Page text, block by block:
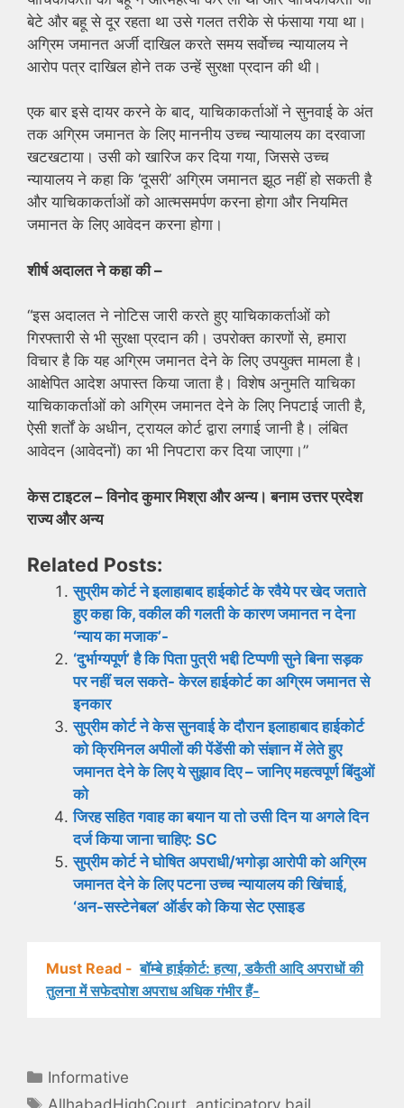
बेटे और बहू से दूर रहता था उसे गलत तरीके से फंसाया गया था।
अग्रिम जमानत अर्जी दाखिल करते समय सर्वोच्च न्यायालय ने
आरोप पत्र दाखिल होने तक उन्हें सुरक्षा प्रदान की थी।
एक बार इसे दायर करने के बाद, याचिकाकर्ताओं ने सुनवाई के अंत
तक अग्रिम जमानत के लिए माननीय उच्च न्यायालय का दरवाजा
खटखटाया। उसी को खारिज कर दिया गया, जिससे उच्च
न्यायालय ने कहा कि ‘दूसरी’ अग्रिम जमानत झूठ नहीं हो सकती है
और याचिकाकर्ताओं को आत्मसमर्पण करना होगा और नियमित
जमानत के लिए आवेदन करना होगा।
शीर्ष अदालत ने कहा की –
“इस अदालत ने नोटिस जारी करते हुए याचिकाकर्ताओं को
गिरफ्तारी से भी सुरक्षा प्रदान की। उपरोक्त कारणों से, हमारा
विचार है कि यह अग्रिम जमानत देने के लिए उपयुक्त मामला है।
आक्षेपित आदेश अपास्त किया जाता है। विशेष अनुमति याचिका
याचिकाकर्ताओं को अग्रिम जमानत देने के लिए निपटाई जाती है,
ऐसी शर्तों के अधीन, ट्रायल कोर्ट द्वारा लगाई जानी है। लंबित
आवेदन (आवेदनों) का भी निपटारा कर दिया जाएगा।”
केस टाइटल – विनोद कुमार मिश्रा और अन्य। बनाम उत्तर प्रदेश
राज्य और अन्य
Related Posts:
सुप्रीम कोर्ट ने इलाहाबाद हाईकोर्ट के रवैये पर खेद जताते
हुए कहा कि, वकील की गलती के कारण जमानत न देना
‘न्याय का मजाक’-
‘दुर्भाग्यपूर्ण’ है कि पिता पुत्री भद्दी टिप्पणी सुने बिना सड़क
पर नहीं चल सकते- केरल हाईकोर्ट का अग्रिम जमानत से
इनकार
सुप्रीम कोर्ट ने केस सुनवाई के दौरान इलाहाबाद हाईकोर्ट
को क्रिमिनल अपीलों की पेंडेंसी को संज्ञान में लेते हुए
जमानत देने के लिए ये सुझाव दिए – जानिए महत्वपूर्ण बिंदुओं
को
जिरह सहित गवाह का बयान या तो उसी दिन या अगले दिन
दर्ज किया जाना चाहिए: SC
सुप्रीम कोर्ट ने घोषित अपराधी/भगोड़ा आरोपी को अग्रिम
जमानत देने के लिए पटना उच्च न्यायालय की खिंचाई,
‘अन-सस्टेनेबल’ ऑर्डर को किया सेट एसाइड
Must Read - बॉम्बे हाईकोर्ट: हत्या, डकैती आदि अपराधों की
तुलना में सफेदपोश अपराध अधिक गंभीर हैं-
Categories
Informative
Tags
AllhabadHighCourt anticipatory bail